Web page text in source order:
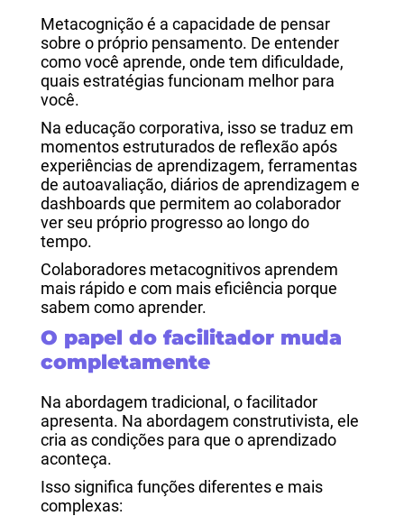
Metacognição é a capacidade de pensar
sobre o próprio pensamento. De entender
como você aprende, onde tem dificuldade,
quais estratégias funcionam melhor para
você.
Na educação corporativa, isso se traduz em
momentos estruturados de reflexão após
experiências de aprendizagem, ferramentas
de autoavaliação, diários de aprendizagem e
dashboards que permitem ao colaborador
ver seu próprio progresso ao longo do
tempo.
Colaboradores metacognitivos aprendem
mais rápido e com mais eficiência porque
sabem como aprender.
O papel do facilitador muda
completamente
Na abordagem tradicional, o facilitador
apresenta. Na abordagem construtivista, ele
cria as condições para que o aprendizado
aconteça.
Isso significa funções diferentes e mais
complexas: